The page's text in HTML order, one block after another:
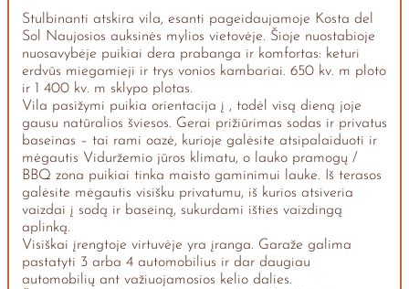
Stulbinanti atskira vila, esanti pageidaujamoje Kosta del
Sol Naujosios auksinės mylios vietovėje. Šioje nuostabioje
nuosavybėje puikiai dera prabanga ir komfortas: keturi
erdvūs miegamieji ir trys vonios kambariai. 650 kv. m ploto
ir 1 400 kv. m sklypo plotas.
Vila pasižymi puikia orientacija į , todėl visą dieną joje
gausu natūralios šviesos. Gerai prižiūrimas sodas ir privatus
baseinas – tai rami oazė, kurioje galėsite atsipalaiduoti ir
mėgautis Viduržemio jūros klimatu, o lauko pramogų /
BBQ zona puikiai tinka maisto gaminimui lauke. Iš terasos
galėsite mėgautis visišku privatumu, iš kurios atsiveria
vaizdai į sodą ir baseiną, sukurdami išties vaizdingą
aplinką.
Visiškai įrengtoje virtuvėje yra įranga. Garaže galima
pastatyti 3 arba 4 automobilius ir dar daugiau
automobilių ant važiuojamosios kelio dalies.